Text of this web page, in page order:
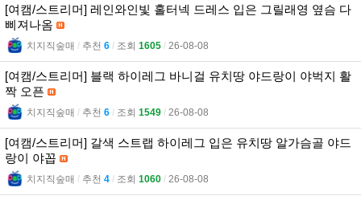
[여캠/스트리머] 레인와인빛 홀터넥 드레스 입은 그릴래영 옆슴 다
삐져나옴
치지직숲매 l 추천 6 l 조회 1605 l 26-08-08
[여캠/스트리머] 블랙 하이레그 바니걸 유치땅 야드랑이 야벅지 활
짝 오픈
치지직숲매 l 추천 6 l 조회 1549 l 26-08-08
[여캠/스트리머] 갈색 스트랩 하이레그 입은 유치땅 알가슴골 야드
랑이 야꼽
치지직숲매 l 추천 4 l 조회 1060 l 26-08-08